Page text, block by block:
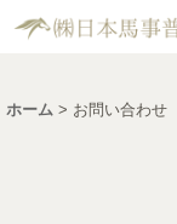
ホーム > お問い合わせ